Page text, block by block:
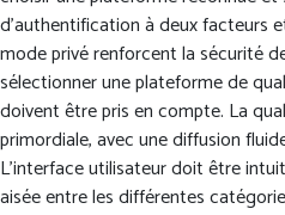
d’authentification à deux facteurs
mode privé renforcent la sécurité
sélectionner une plateforme de
doivent être pris en compte. La
primordiale, avec une diffusion
L’interface utilisateur doit être
aisée entre les différentes